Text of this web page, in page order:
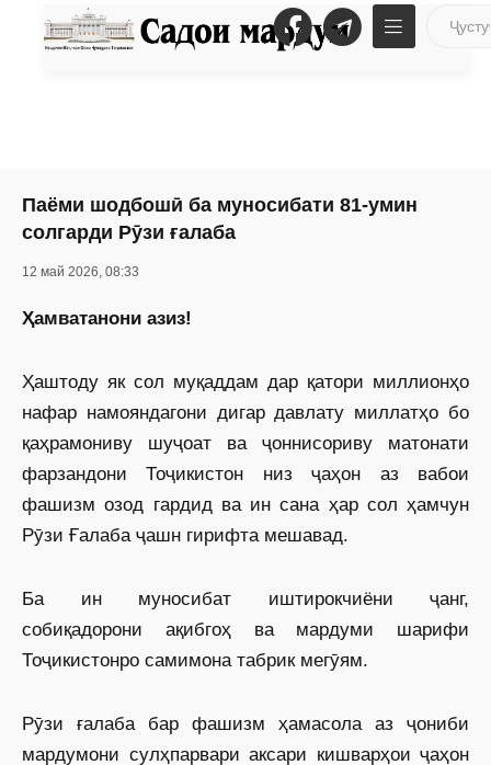
Паёми шодбошӣ ба муносибати 81-умин
солгарди Рӯзи ғалаба
12 май 2026, 08:33
Ҳамватанони азиз!
Ҳаштоду як сол муқаддам дар қатори миллионҳо
нафар намояндагони дигар давлату миллатҳо бо
қаҳрамониву шуҷоат ва ҷоннисориву матонати
фарзандони Тоҷикистон низ ҷаҳон аз вабои
фашизм озод гардид ва ин сана ҳар сол ҳамчун
Рӯзи Ғалаба ҷашн гирифта мешавад.
Ба ин муносибат иштирокчиёни ҷанг,
собиқадорони ақибгоҳ ва мардуми шарифи
Тоҷикистонро самимона табрик мегӯям.
Рӯзи ғалаба бар фашизм ҳамасола аз ҷониби
мардумони сулҳпарвари аксари кишварҳои ҷаҳон